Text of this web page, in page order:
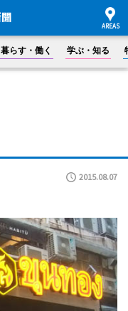
暮らす・働く 学ぶ・知る
2015.08.07